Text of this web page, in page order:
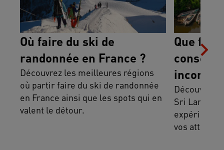
Où faire du ski de
randonnée en France ?
Découvrez les meilleures régions
où partir faire du ski de randonnée
en France ainsi que les spots qui en
valent le détour.
Que
Découvrez
Sri Lanka.
expérience
vos